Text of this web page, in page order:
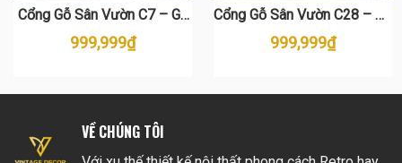
Cổng Gỗ Sân Vườn C7 – Gỗ
Thông Cao Cấp, Thiết Kế Cổ
Điển
999,999₫
Cổng Gỗ Sân Vườn C28 – Gỗ
Thông Tự Nhiên Đẹp
999,999₫
VỀ CHÚNG TÔI